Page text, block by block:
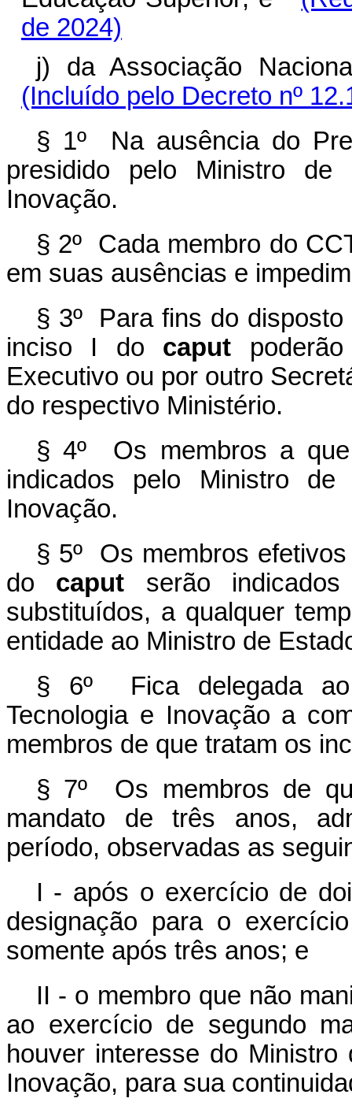
de 2024)
j) da Associação
(Incluído pelo Decreto nº
§ 1º Na ausência do
presidido pelo Ministro de
Inovação.
§ 2º Cada membro do
em suas ausências e
§ 3º Para fins do
inciso I do caput
Executivo ou por outro
do respectivo Ministério.
§ 4º Os membros a
indicados pelo Ministro
Inovação.
§ 5º Os membros
do caput serão
substituídos, a qualquer
entidade ao Ministro de
§ 6º Fica delegada
Tecnologia e Inovação a
membros de que tratam os
§ 7º Os membros de
mandato de três anos,
período, observadas as
I - após o exercício de
designação para o
somente após três anos; e
II - o membro que não
ao exercício de segundo
houver interesse do
Inovação, para sua